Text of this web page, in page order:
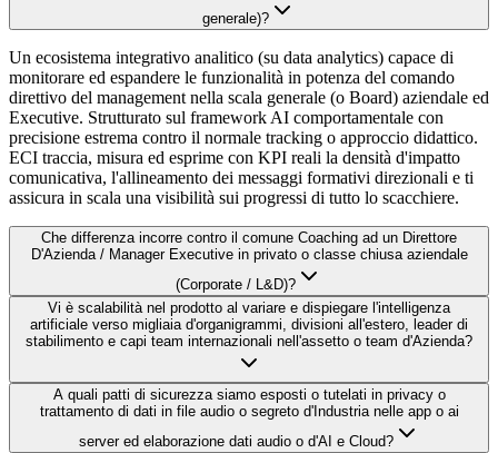
generale)?
Un ecosistema integrativo analitico (su data analytics) capace di
monitorare ed espandere le funzionalità in potenza del comando
direttivo del management nella scala generale (o Board) aziendale ed
Executive. Strutturato sul framework AI comportamentale con
precisione estrema contro il normale tracking o approccio didattico.
ECI traccia, misura ed esprime con KPI reali la densità d'impatto
comunicativa, l'allineamento dei messaggi formativi direzionali e ti
assicura in scala una visibilità sui progressi di tutto lo scacchiere.
Che differenza incorre contro il comune Coaching ad un Direttore
D'Azienda / Manager Executive in privato o classe chiusa aziendale
(Corporate / L&D)?
Vi è scalabilità nel prodotto al variare e dispiegare l'intelligenza
artificiale verso migliaia d'organigrammi, divisioni all'estero, leader di
stabilimento e capi team internazionali nell'assetto o team d'Azienda?
A quali patti di sicurezza siamo esposti o tutelati in privacy o
trattamento di dati in file audio o segreto d'Industria nelle app o ai
server ed elaborazione dati audio o d'AI e Cloud?